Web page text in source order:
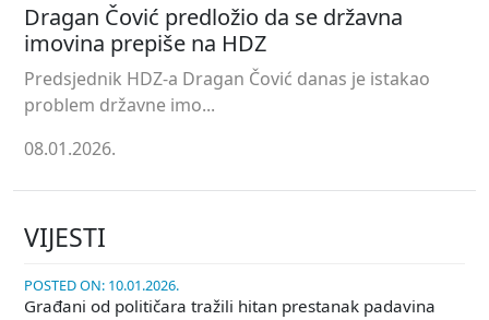
Dragan Čović predložio da se državna
imovina prepiše na HDZ
Predsjednik HDZ-a Dragan Čović danas je istakao
problem državne imo...
08.01.2026.
VIJESTI
POSTED ON: 10.01.2026.
Građani od političara tražili hitan prestanak padavina